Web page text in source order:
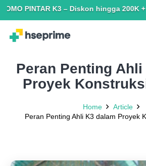
PINTAR K3 – Diskon hingga 200K +
Peran Penting
Proyek
Home
Article
Peran Penting Ahli K3 dalam Proyek